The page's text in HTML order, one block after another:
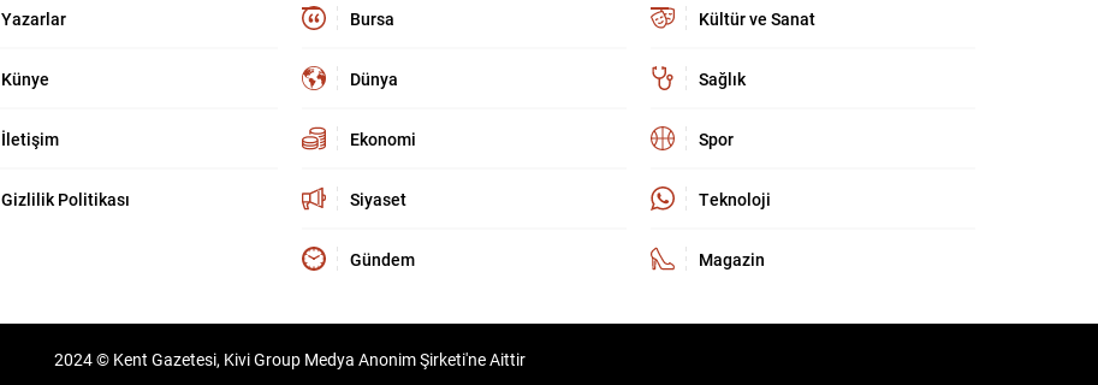
Yazarlar
Künye
İletişim
Gizlilik Politikası
Bursa
Dünya
Ekonomi
Siyaset
Gündem
Kültür ve Sanat
Sağlık
Spor
Teknoloji
Magazin
2024 © Kent Gazetesi, Kivi Group Medya Anonim Şirketi'ne Aittir